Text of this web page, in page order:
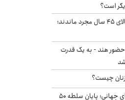
است؟
چند میلیون ایرانی بالای ۴۵ سال مجرد ماندند؛
حضور هند - به یک قدرت
چیست؟
شوک ایران به بازارهای جهانی؛ پایان سلطه ۵۰